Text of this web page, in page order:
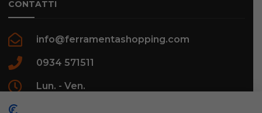
CONTATTI
info@ferramentashopping.com
0934 571511
Lun. - Ven.